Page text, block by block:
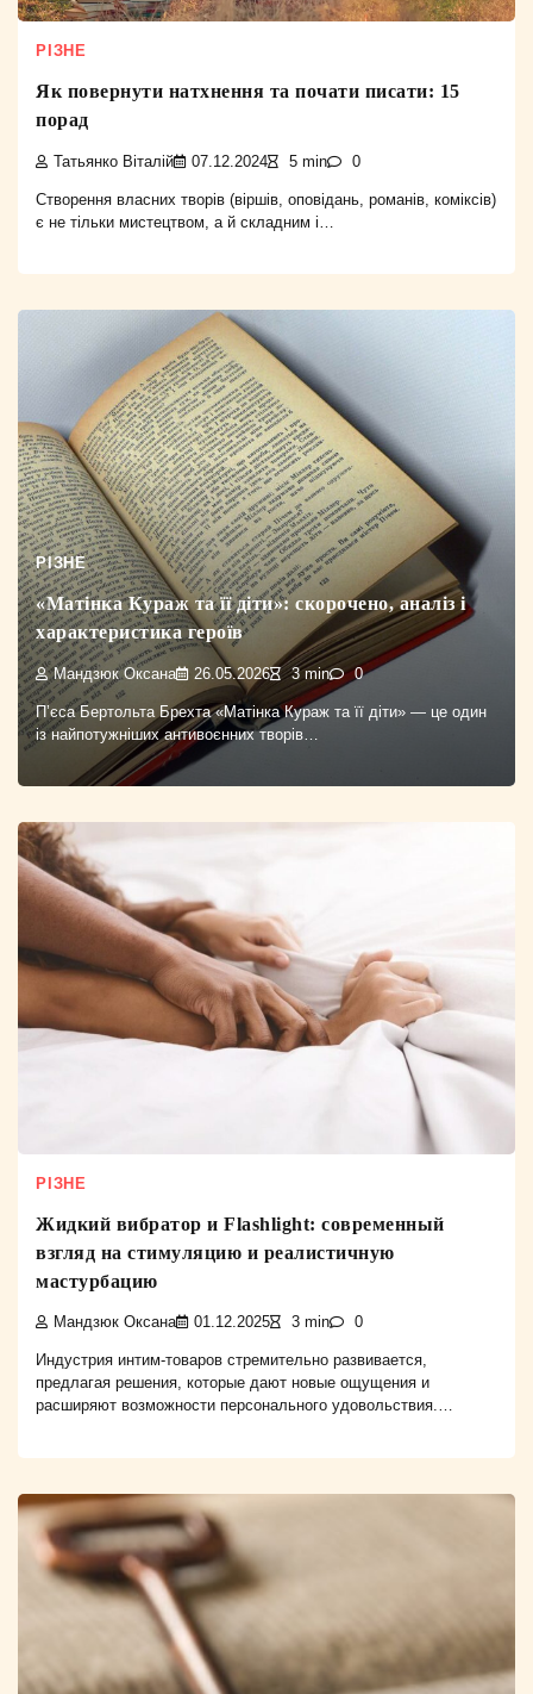
РІЗНЕ
Як повернути натхнення та почати писати: 15
порад
Татьянко Віталій 07.12.2024 5 min 0
Створення власних творів (віршів, оповідань, романів, коміксів)
є не тільки мистецтвом, а й складним і…
РІЗНЕ
«Матінка Кураж та її діти»: скорочено, аналіз і
характеристика героїв
Мандзюк Оксана 26.05.2026 3 min 0
П’єса Бертольта Брехта «Матінка Кураж та її діти» — це один
із найпотужніших антивоєнних творів…
РІЗНЕ
Жидкий вибратор и Flashlight: современный
взгляд на стимуляцию и реалистичную
мастурбацию
Мандзюк Оксана 01.12.2025 3 min 0
Индустрия интим-товаров стремительно развивается,
предлагая решения, которые дают новые ощущения и
расширяют возможности персонального удовольствия.…